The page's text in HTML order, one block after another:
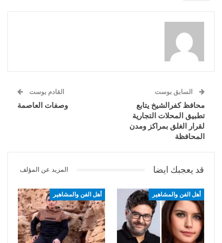
السابق بوست
محافظ كفرالشيخ يتابع
تطبيق المحلات التجارية
لقرار الغلق بمراكز ومدن
المحافظة
القادم بوست
وصفات العاصمة
قد يعجبك ايضا المزيد عن المؤلف
أهل الفن والمشاهير أهل الفن والمشاهير